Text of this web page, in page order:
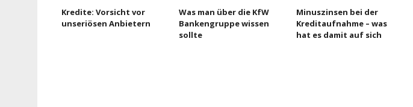
Kredite: Vorsicht vor
unseriösen Anbietern
Was man über die KfW
Bankengruppe wissen
sollte
Minuszinsen bei der
Kreditaufnahme – was
hat es damit auf sich